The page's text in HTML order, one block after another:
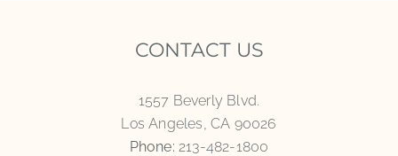
CONTACT US
1557 Beverly Blvd.
Los Angeles, CA 90026
Phone: 213-482-1800